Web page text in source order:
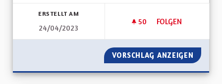
ERSTELLT AM
24/04/2023
50 50 FOLLOWER
FOLGEN
TOTALEMENT
VORSCHLAG ANZEIGEN